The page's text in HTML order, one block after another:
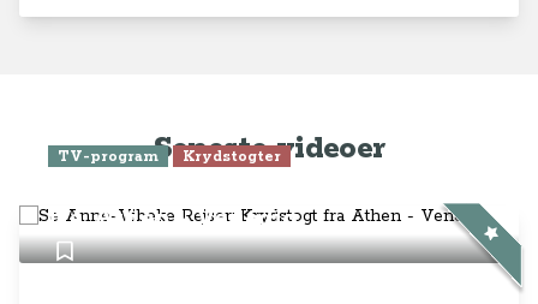
Seneste videoer
TV-program Krydstogter
fra Athen - Venedig